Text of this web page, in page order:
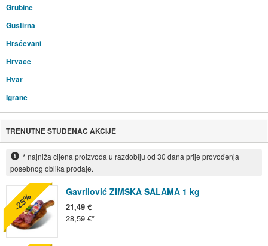
Grubine
Gustirna
Hršćevani
Hrvace
Hvar
Igrane
TRENUTNE STUDENAC AKCIJE
* najniža cijena proizvoda u razdoblju od 30 dana prije provođenja
posebnog oblika prodaje.
Gavrilović ZIMSKA SALAMA 1 kg
21,49 €
28,59 €
-25%